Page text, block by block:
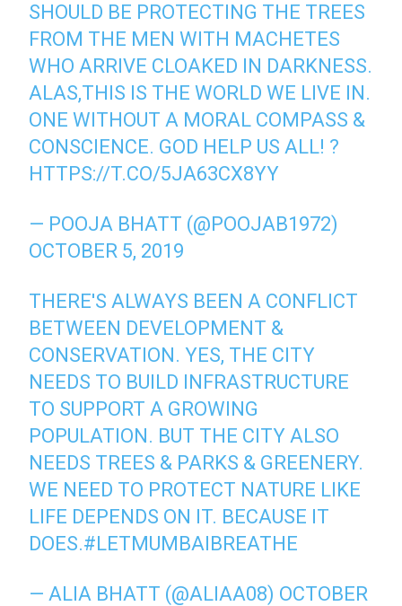
SHOULD BE PROTECTING THE TREES
FROM THE MEN WITH MACHETES
WHO ARRIVE CLOAKED IN DARKNESS.
ALAS,THIS IS THE WORLD WE LIVE IN.
ONE WITHOUT A MORAL COMPASS &
CONSCIENCE. GOD HELP US ALL! ?
HTTPS://T.CO/5JA63CX8YY
— POOJA BHATT (@POOJAB1972)
OCTOBER 5, 2019
THERE'S ALWAYS BEEN A CONFLICT
BETWEEN DEVELOPMENT &
CONSERVATION. YES, THE CITY
NEEDS TO BUILD INFRASTRUCTURE
TO SUPPORT A GROWING
POPULATION. BUT THE CITY ALSO
NEEDS TREES & PARKS & GREENERY.
WE NEED TO PROTECT NATURE LIKE
LIFE DEPENDS ON IT. BECAUSE IT
DOES.#LETMUMBAIBREATHE
— ALIA BHATT (@ALIAA08) OCTOBER